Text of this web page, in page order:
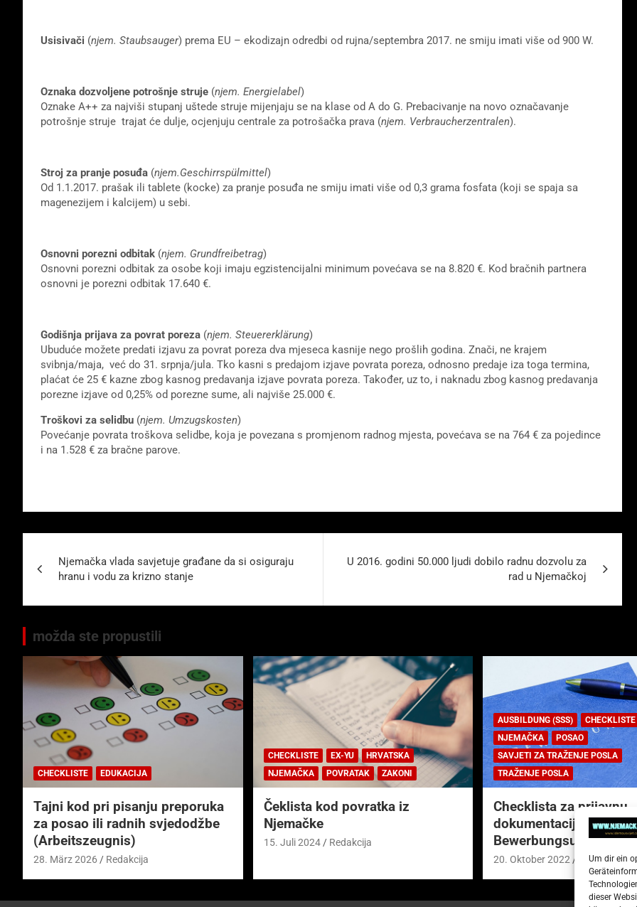
Um dir ein
dieser
Usisivači (njem. Staubsauger) prema EU – ekodizajn odredbi od rujna/septembra 2017. ne smiju imati više od 900 W.
Oznaka dozvoljene potrošnje struje (njem. Energielabel)
Oznake A++ za najviši stupanj uštede struje mijenjaju se na klase od A do G. Prebacivanje na novo označavanje
potrošnje struje trajat će dulje, ocjenjuju centrale za potrošačka prava (njem. Verbraucherzentralen).
Stroj za pranje posuđa (njem.Geschirrspülmittel)
Od 1.1.2017. prašak ili tablete (kocke) za pranje posuđa ne smiju imati više od 0,3 grama fosfata (koji se spaja sa
magenezijem i kalcijem) u sebi.
Osnovni porezni odbitak (njem. Grundfreibetrag)
Osnovni porezni odbitak za osobe koji imaju egzistencijalni minimum povećava se na 8.820 €. Kod bračnih partnera
osnovni je porezni odbitak 17.640 €.
Godišnja prijava za povrat poreza (njem. Steuererklärung)
Ubuduće možete predati izjavu za povrat poreza dva mjeseca kasnije nego prošlih godina. Znači, ne krajem
svibnja/maja, već do 31. srpnja/jula. Tko kasni s predajom izjave povrata poreza, odnosno predaje iza toga termina,
plaćat će 25 € kazne zbog kasnog predavanja izjave povrata poreza. Također, uz to, i naknadu zbog kasnog predavanja
porezne izjave od 0,25% od porezne sume, ali najviše 25.000 €.
Troškovi za selidbu (njem. Umzugskosten)
Povećanje povrata troškova selidbe, koja je povezana s promjenom radnog mjesta, povećava se na 764 € za pojedince
i na 1.528 € za bračne parove.
Njemačka vlada savjetuje građane da si osiguraju
hranu i vodu za krizno stanje
U 2016. godini 50.000 ljudi dobilo radnu dozvolu za
rad u Njemačkoj
možda ste propustili
CHECKLISTE EDUKACIJA
Tajni kod pri pisanju preporuka
za posao ili radnih svjedodžbe
(Arbeitszeugnis)
28. März 2026 Redakcija
CHECKLISTE EX-YU
HRVATSKA
NJEMAČKA
POVRATAK ZAKONI
Čeklista kod povratka iz
Njemačke
15. Juli 2024 Redakcija
AUSBILDUNG (SSS)
CHECKLISTE
NJEMAČKA
POSAO
SAVJETI ZA TRAŽENJE POSLA
TRAŽENJE POSLA
Checklista za prijavnu
dokumentaciju (njem.
20. Oktober 2022 Redakcija